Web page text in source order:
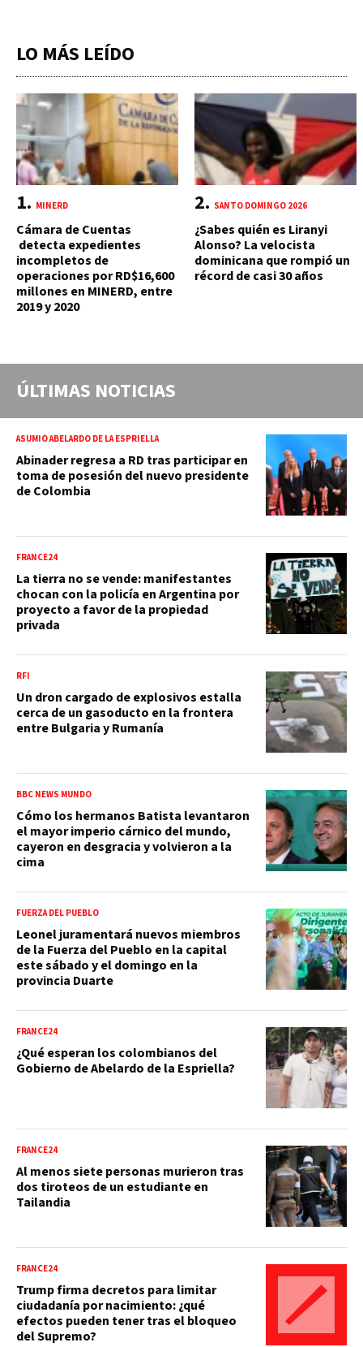
LO MÁS LEÍDO
MINERD
Cámara de Cuentas
detecta expedientes
incompletos de
operaciones por RD$16,600
millones en MINERD, entre
2019 y 2020
SANTO DOMINGO 2026
¿Sabes quién es Liranyi
Alonso? La velocista
dominicana que rompió un
récord de casi 30 años
ÚLTIMAS NOTICIAS
ASUMIÓ ABELARDO DE LA ESPRIELLA
Abinader regresa a RD tras participar en
toma de posesión del nuevo presidente
de Colombia
FRANCE24
La tierra no se vende: manifestantes
chocan con la policía en Argentina por
proyecto a favor de la propiedad
privada
RFI
Un dron cargado de explosivos estalla
cerca de un gasoducto en la frontera
entre Bulgaria y Rumanía
BBC NEWS MUNDO
Cómo los hermanos Batista levantaron
el mayor imperio cárnico del mundo,
cayeron en desgracia y volvieron a la
cima
FUERZA DEL PUEBLO
Leonel juramentará nuevos miembros
de la Fuerza del Pueblo en la capital
este sábado y el domingo en la
provincia Duarte
FRANCE24
¿Qué esperan los colombianos del
Gobierno de Abelardo de la Espriella?
FRANCE24
Al menos siete personas murieron tras
dos tiroteos de un estudiante en
Tailandia
FRANCE24
Trump firma decretos para limitar
ciudadanía por nacimiento: ¿qué
efectos pueden tener tras el bloqueo
del Supremo?